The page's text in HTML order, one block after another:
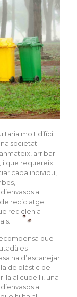
molt difícil
societat
arribar
i que requereix
cada individu,
a
de reciclatge
reciclen a
que
es
ha d’escanejar
de plàstic de
la al cubell i, una
al